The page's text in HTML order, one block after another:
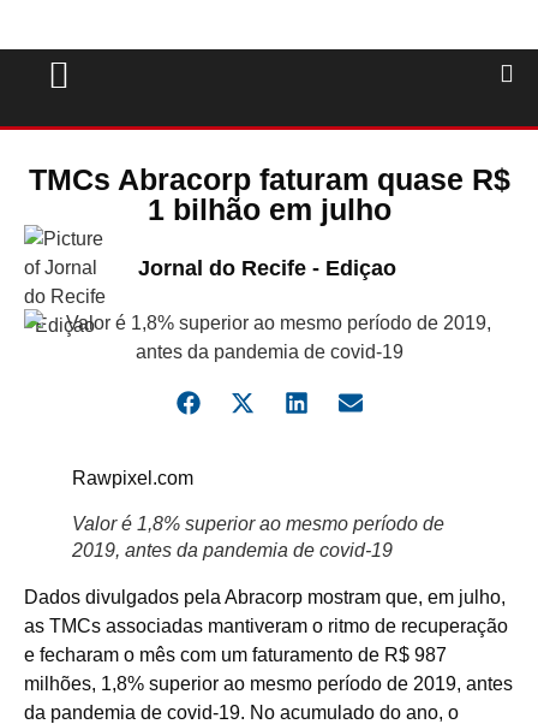
TMCs Abracorp faturam quase R$
1 bilhão em julho
Jornal do Recife - Ediçao
Rawpixel.com
Valor é 1,8% superior ao mesmo período de
2019, antes da pandemia de covid-19
Dados divulgados pela Abracorp mostram que, em julho,
as TMCs associadas mantiveram o ritmo de recuperação
e fecharam o mês com um faturamento de R$ 987
milhões, 1,8% superior ao mesmo período de 2019, antes
da pandemia de covid-19. No acumulado do ano, o